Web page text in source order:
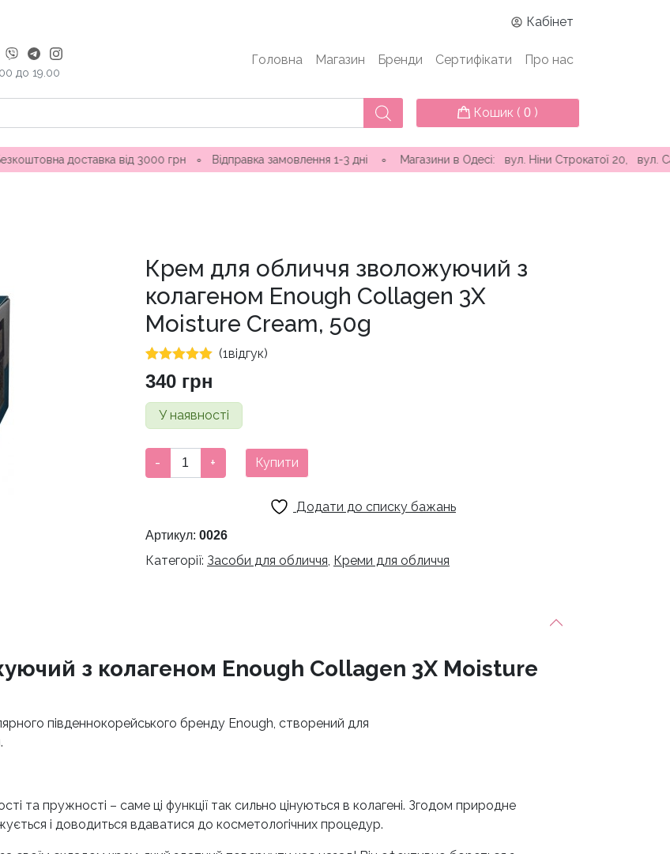
Кабінет
до 19.00
Головна Магазин Бренди Сертифікати Про нас
Кошик ( 0 )
від 3000 грн∘Відправка замовлення 1-3 дні ∘ Магазини в Одесі: вул. Ніни Строкатої 20, вул.
Крем для обличчя зволожуючий з
колагеном Enough Collagen 3X
Moisture Cream, 50g
Рейтинг
5.00 з 5 на
основі
опитування
1
покупця
(1відгук)
340 грн
У наявності
для
з
Enough
50g
- + Купити
Додати до списку бажань
Артикул: 0026
Категорії: Засоби для обличчя, Креми для обличчя
з колагеном Enough Collagen 3X Moisture
південнокорейського бренду Enough, створений для
та пружності – саме ці функції так сильно цінуються в колагені. Згодом природне
і доводиться вдаватися до косметологічних процедур.